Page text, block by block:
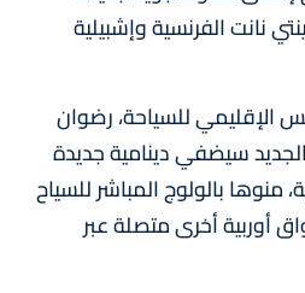
نانت الفرنسية وإشبيلية
الإقليمي للسياحة، رضوان
سيضفي دينامية جديدة
منوها بالولوج المباشر للسياح
أوربية أخرى متصلة عبر